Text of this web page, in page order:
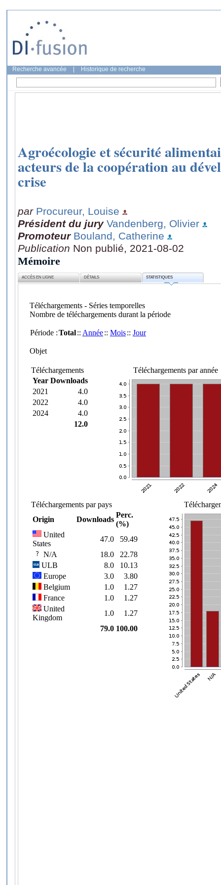
Recherche avancée Historique de recherche
Agroécologie et sécurité
acteurs de la coopération au
crise
par Procureur, Louise
Président du jury Vandenberg, Olivier
Promoteur Bouland, Catherine
Publication Non publié, 2021-08-02
Mémoire
ACCÈS EN LIGNE DÉTAILS STATISTIQUES